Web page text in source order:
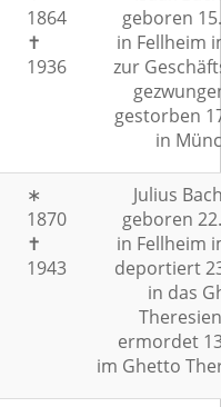
1864
✝
1936
geboren
in Fellheim
zur
gestorben
in
∗
1870
✝
1943
Julius
geboren
in Fellheim
deportiert
in das
ermordet
im Ghetto